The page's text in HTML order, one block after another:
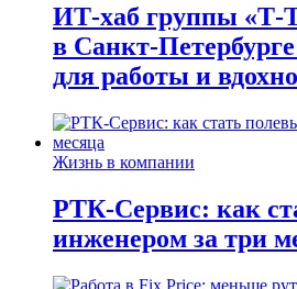
ИТ-хаб группы «Т-
в Санкт-
для работы и
Жизнь в компании
РТК-Сервис: как
инженером за три